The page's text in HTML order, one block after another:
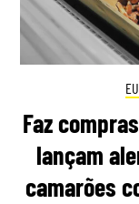
Faz
lançam
camarões